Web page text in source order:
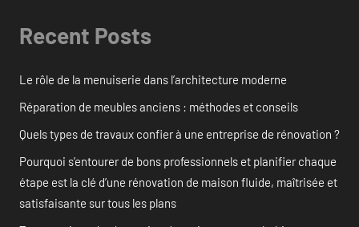
Recent Posts
Le rôle de la menuiserie dans l’architecture moderne
Réparation de meubles anciens : méthodes et conseils
Quels types de travaux confier à une entreprise de rénovation ?
Pourquoi s’entourer de bons professionnels et planifier chaque
étape est la clé d’une rénovation de maison fluide, maîtrisée et
satisfaisante sur tous les plans